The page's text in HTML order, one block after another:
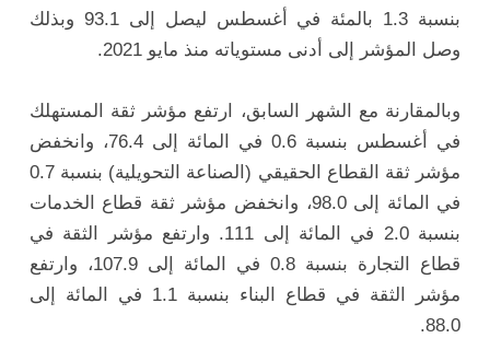
بنسبة 1.3 بالمئة في أغسطس ليصل إلى 93.1 وبذلك
وصل المؤشر إلى أدنى مستوياته منذ مايو 2021.
وبالمقارنة مع الشهر السابق، ارتفع مؤشر ثقة المستهلك
في أغسطس بنسبة 0.6 في المائة إلى 76.4، وانخفض
مؤشر ثقة القطاع الحقيقي (الصناعة التحويلية) بنسبة 0.7
في المائة إلى 98.0، وانخفض مؤشر ثقة قطاع الخدمات
بنسبة 2.0 في المائة إلى 111. وارتفع مؤشر الثقة في
قطاع التجارة بنسبة 0.8 في المائة إلى 107.9، وارتفع
مؤشر الثقة في قطاع البناء بنسبة 1.1 في المائة إلى
88.0.